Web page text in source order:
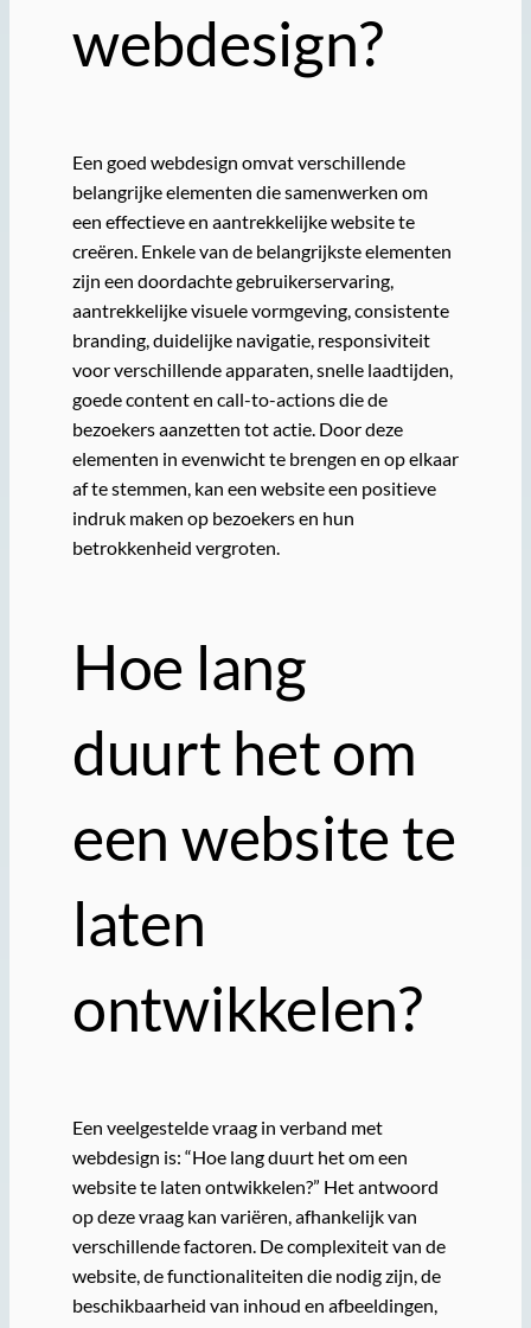
webdesign?
Een goed webdesign omvat verschillende
belangrijke elementen die samenwerken om
een effectieve en aantrekkelijke website te
creëren. Enkele van de belangrijkste elementen
zijn een doordachte gebruikerservaring,
aantrekkelijke visuele vormgeving, consistente
branding, duidelijke navigatie, responsiviteit
voor verschillende apparaten, snelle laadtijden,
goede content en call-to-actions die de
bezoekers aanzetten tot actie. Door deze
elementen in evenwicht te brengen en op elkaar
af te stemmen, kan een website een positieve
indruk maken op bezoekers en hun
betrokkenheid vergroten.
Hoe lang
duurt het om
een website te
laten
ontwikkelen?
Een veelgestelde vraag in verband met
webdesign is: “Hoe lang duurt het om een
website te laten ontwikkelen?” Het antwoord
op deze vraag kan variëren, afhankelijk van
verschillende factoren. De complexiteit van de
website, de functionaliteiten die nodig zijn, de
beschikbaarheid van inhoud en afbeeldingen,